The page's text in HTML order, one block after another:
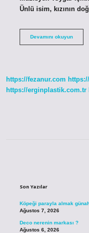
Ünlü isim, kızının
Devamını okuyunHavin
https://fezanur.com
https://erginplastik.com.tr
Son Yazılar
Köpeği parayla almak günah
Ağustos 7, 2026
Deco nerenin markası ?
Ağustos 6, 2026